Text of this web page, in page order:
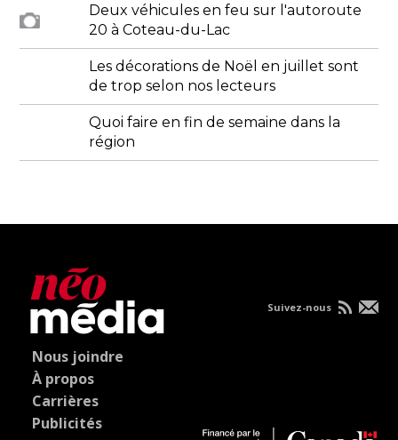
Deux véhicules en feu sur l'autoroute
20 à Coteau-du-Lac
Les décorations de Noël en juillet sont
de trop selon nos lecteurs
Quoi faire en fin de semaine dans la
région
Nous joindre
À propos
Carrières
Publicités
Suivez-nous